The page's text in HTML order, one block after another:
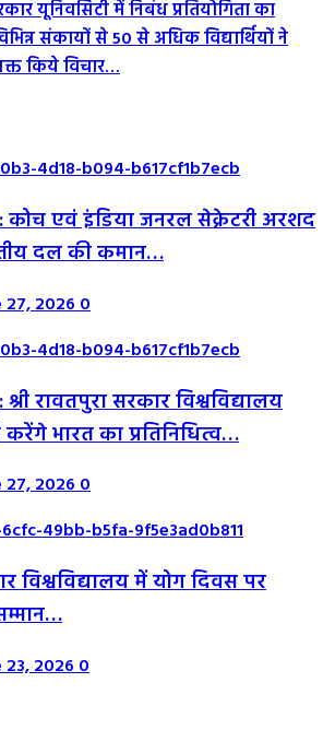
यूनिवर्सिटी में निबंध प्रतियोगिता का
संकायों से 50 से अधिक विद्यार्थियों ने
किये विचार…
कोच एवं इंडिया जनरल सेक्रेटरी अरशद
दल की कमान…
27, 20260
रावतपुरा सरकार विश्वविद्यालय
भारत का प्रतिनिधित्व…
27, 20260
विश्वविद्यालय में योग दिवस पर
23, 20260